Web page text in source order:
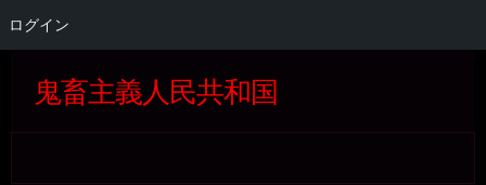
ログイン
ン
テ
鬼畜主義人民共和国